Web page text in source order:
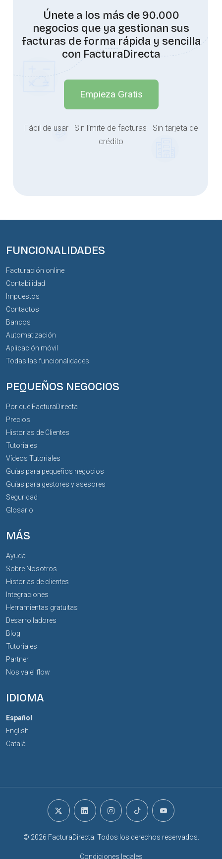
Únete a los más de 90.000
negocios que ya gestionan sus
facturas de forma rápida y sencilla
con FacturaDirecta
Empieza Gratis
Fácil de usar · Sin límite de facturas · Sin tarjeta de
crédito
FUNCIONALIDADES
Facturación online
Contabilidad
Impuestos
Contactos
Bancos
Automatización
Aplicación móvil
Todas las funcionalidades
PEQUEÑOS NEGOCIOS
Por qué FacturaDirecta
Precios
Historias de Clientes
Tutoriales
Vídeos Tutoriales
Guías para pequeños negocios
Guías para gestores y asesores
Seguridad
Glosario
MÁS
Ayuda
Sobre Nosotros
Historias de clientes
Integraciones
Herramientas gratuitas
Desarrolladores
Blog
Tutoriales
Partner
Nos va el flow
IDIOMA
Español
English
Català
© 2026 FacturaDirecta. Todos los derechos reservados.
Condiciones legales